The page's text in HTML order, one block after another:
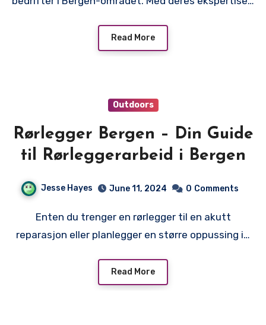
Read More
Outdoors
Rørlegger Bergen – Din Guide
til Rørleggerarbeid i Bergen
Jesse Hayes June 11, 2024 0 Comments
Enten du trenger en rørlegger til en akutt
reparasjon eller planlegger en større oppussing i…
Read More